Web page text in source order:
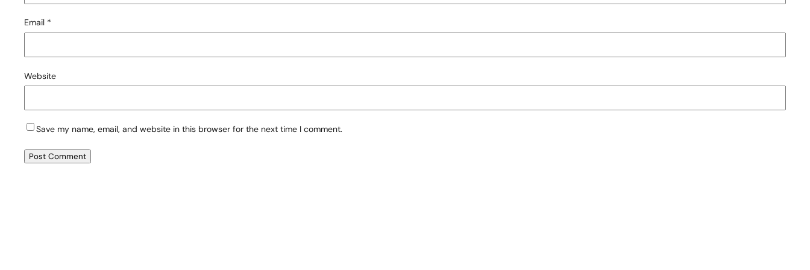
Email *
Website
Save my name, email, and website in this browser for the next time I comment.